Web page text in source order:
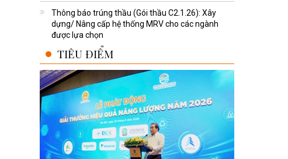
Thông báo trúng thầu (Gói thầu C2.1.26): Xây
dựng/ Nâng cấp hệ thống MRV cho các ngành
được lựa chọn
TIÊU ĐIỂM